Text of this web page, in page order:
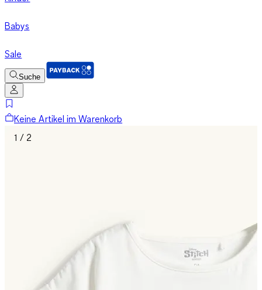
Babys
Sale
Suche
Keine Artikel im Warenkorb
1 / 2